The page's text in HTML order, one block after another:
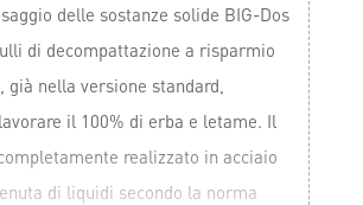
delle sostanze solide BIG-Dos
di decompattazione a risparmio
già nella versione standard,
il 100% di erba e letame. Il
realizzato in acciaio
di liquidi secondo la norma